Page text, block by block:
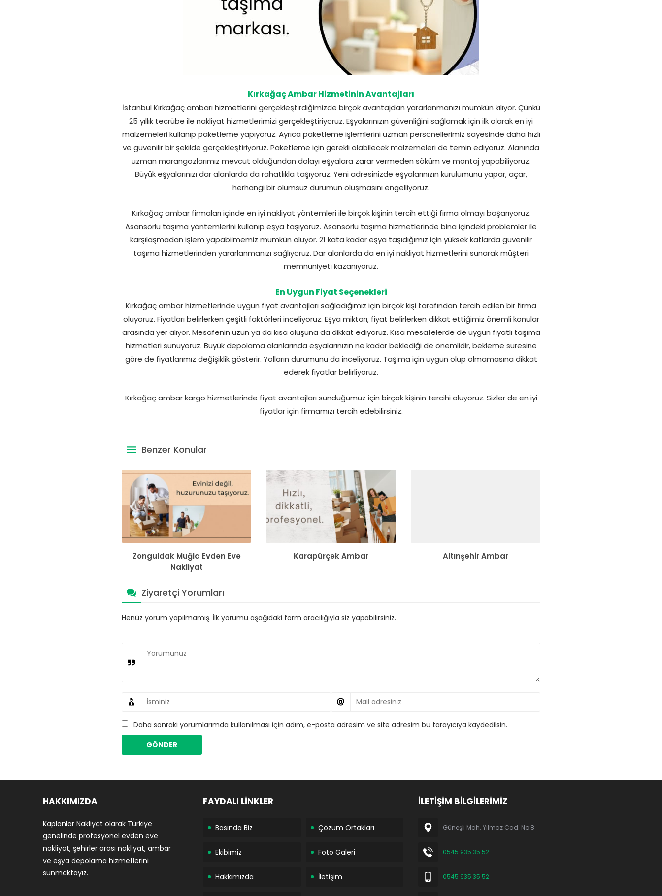
Kırkağaç Ambar Hizmetinin Avantajları
İstanbul Kırkağaç ambarı hizmetlerini gerçekleştirdiğimizde birçok avantajdan yararlanmanızı mümkün kılıyor. Çünkü
25 yıllık tecrübe ile nakliyat hizmetlerimizi gerçekleştiriyoruz. Eşyalarınızın güvenliğini sağlamak için ilk olarak en iyi
malzemeleri kullanıp paketleme yapıyoruz. Ayrıca paketleme işlemlerini uzman personellerimiz sayesinde daha hızlı
ve güvenilir bir şekilde gerçekleştiriyoruz. Paketleme için gerekli olabilecek malzemeleri de temin ediyoruz. Alanında
uzman marangozlarımız mevcut olduğundan dolayı eşyalara zarar vermeden söküm ve montaj yapabiliyoruz.
Büyük eşyalarınızı dar alanlarda da rahatlıkla taşıyoruz. Yeni adresinizde eşyalarınızın kurulumunu yapar, açar,
herhangi bir olumsuz durumun oluşmasını engelliyoruz.
Kırkağaç ambar firmaları içinde en iyi nakliyat yöntemleri ile birçok kişinin tercih ettiği firma olmayı başarıyoruz.
Asansörlü taşıma yöntemlerini kullanıp eşya taşıyoruz. Asansörlü taşıma hizmetlerinde bina içindeki problemler ile
karşılaşmadan işlem yapabilmemiz mümkün oluyor. 21 kata kadar eşya taşıdığımız için yüksek katlarda güvenilir
taşıma hizmetlerinden yararlanmanızı sağlıyoruz. Dar alanlarda da en iyi nakliyat hizmetlerini sunarak müşteri
memnuniyeti kazanıyoruz.
En Uygun Fiyat Seçenekleri
Kırkağaç ambar hizmetlerinde uygun fiyat avantajları sağladığımız için birçok kişi tarafından tercih edilen bir firma
oluyoruz. Fiyatları belirlerken çeşitli faktörleri inceliyoruz. Eşya miktarı, fiyat belirlerken dikkat ettiğimiz önemli konular
arasında yer alıyor. Mesafenin uzun ya da kısa oluşuna da dikkat ediyoruz. Kısa mesafelerde de uygun fiyatlı taşıma
hizmetleri sunuyoruz. Büyük depolama alanlarında eşyalarınızın ne kadar beklediği de önemlidir, bekleme süresine
göre de fiyatlarımız değişiklik gösterir. Yolların durumunu da inceliyoruz. Taşıma için uygun olup olmamasına dikkat
ederek fiyatlar belirliyoruz.
Kırkağaç ambar kargo hizmetlerinde fiyat avantajları sunduğumuz için birçok kişinin tercihi oluyoruz. Sizler de en iyi
fiyatlar için firmamızı tercih edebilirsiniz.
Benzer Konular
Zonguldak Muğla Evden Eve
Nakliyat
Karapürçek Ambar Altınşehir Ambar
Ziyaretçi Yorumları
Henüz yorum yapılmamış. İlk yorumu aşağıdaki form aracılığıyla siz yapabilirsiniz.
Daha sonraki yorumlarımda kullanılması için adım, e-posta adresim ve site adresim bu tarayıcıya kaydedilsin.
HAKKIMIZDA
Kaplanlar Nakliyat olarak Türkiye
genelinde profesyonel evden eve
nakliyat, şehirler arası nakliyat, ambar
ve eşya depolama hizmetlerini
sunmaktayız.
FAYDALI LİNKLER
Basında Biz Çözüm Ortakları
Ekibimiz Foto Galeri
Hakkımızda İletişim
İLETİŞİM BİLGİLERİMİZ
Güneşli Mah. Yılmaz Cad. No:8
0545 935 35 52
0545 935 35 52